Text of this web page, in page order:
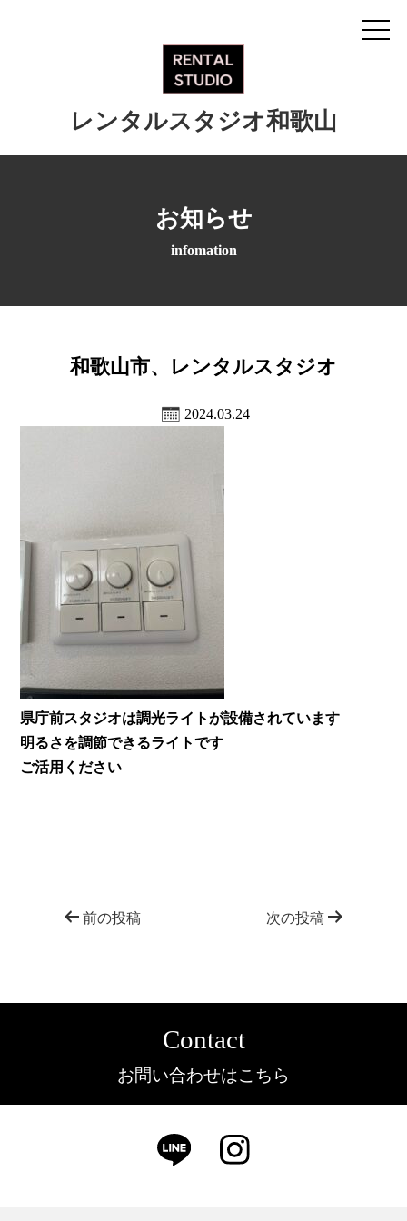
レンタルスタジオ和歌山
お知らせ
infomation
和歌山市、レンタルスタジオ
2024.03.24
県庁前スタジオは調光ライトが設備されています
明るさを調節できるライトです
ご活用ください
前の投稿 次の投稿
Contact
お問い合わせはこちら